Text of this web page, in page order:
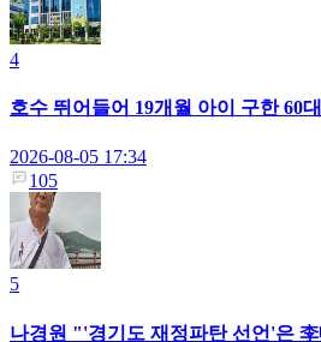
4
호수 뛰어들어 19개월 아이 구한 60
2026-08-05 17:34
105
5
나경원 "'경기도 재정파탄 선언'은